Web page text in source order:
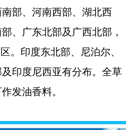
部、河南西部、湖北西
、广东北部及广西北部，
。印度东北部、尼泊尔、
印度尼西亚有分布。全草
发油香料。